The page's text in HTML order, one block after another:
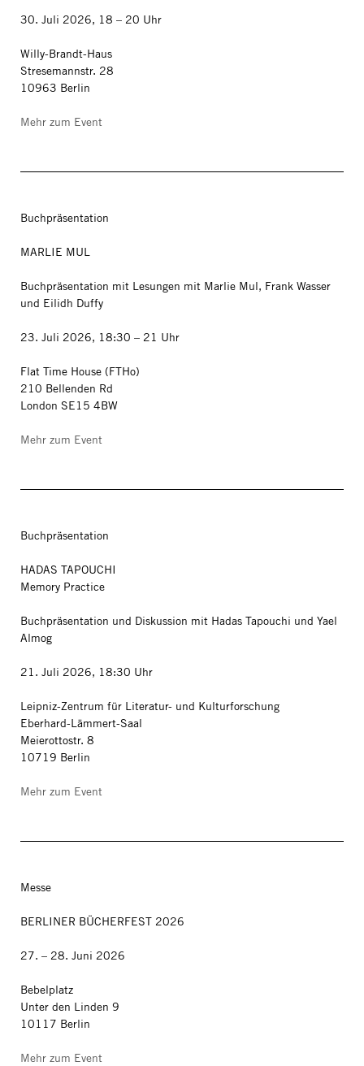
30. Juli 2026, 18 – 20 Uhr
Willy-Brandt-Haus
Stresemannstr. 28
10963 Berlin
Mehr zum Event
Buchpräsentation
MARLIE MUL
Buchpräsentation mit Lesungen mit Marlie Mul, Frank Wasser
und Eilidh Duffy
23. Juli 2026, 18:30 – 21 Uhr
Flat Time House (FTHo)
210 Bellenden Rd
London SE15 4BW
Mehr zum Event
Buchpräsentation
HADAS TAPOUCHI
Memory Practice
Buchpräsentation und Diskussion mit Hadas Tapouchi und Yael
Almog
21. Juli 2026, 18:30 Uhr
Leipniz-Zentrum für Literatur- und Kulturforschung
Eberhard-Lämmert-Saal
Meierottostr. 8
10719 Berlin
Mehr zum Event
Messe
BERLINER BÜCHERFEST 2026
27. – 28. Juni 2026
Bebelplatz
Unter den Linden 9
10117 Berlin
Mehr zum Event